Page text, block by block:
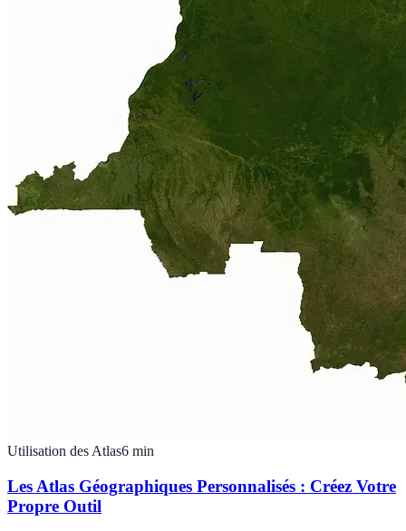
Utilisation des Atlas6 min
Les Atlas Géographiques Personnalisés : Créez Votre
Propre Outil